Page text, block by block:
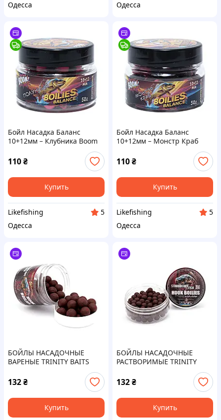
Одесса
Одесса
Бойл Насадка Баланс
10+12мм – Клубника Boom
110₴
Купить
Likefishing
5
Одесса
Бойл Насадка Баланс
10+12мм – Монстр Краб
110₴
Купить
Likefishing
5
Одесса
БОЙЛЫ НАСАДОЧНЫЕ
ВАРЕНЫЕ TRINITY BAITS
"Strawberry Fish" 14мм 100г
132₴
Купить
БОЙЛЫ НАСАДОЧНЫЕ
РАСТВОРИМЫЕ TRINITY
12ММ 100Г
132₴
Купить